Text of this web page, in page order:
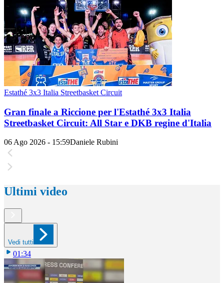
Estathé 3x3 Italia Streetbasket Circuit
Gran finale a Riccione per l'Estathé 3x3 Italia
Streetbasket Circuit: All Star e DKB regine d'Italia
06 Ago 2026 - 15:59Daniele Rubini
Ultimi video
Vedi tutti
01:34